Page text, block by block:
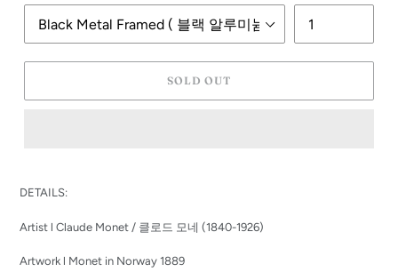
SOLD OUT
to
cart
DETAILS:
Artist l Claude Monet / 클로드 모네 (1840-1926)
Artwork l Monet in Norway 1889